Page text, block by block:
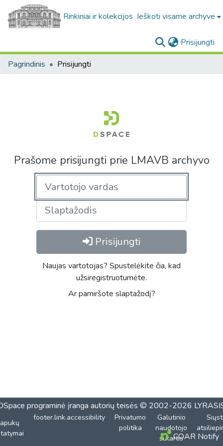
Rinkiniai ir kolekcijos Ieškoti visame archyve
Prisijungti
Pagrindinis Prisijungti
Prašome prisijungti prie LMAVB archyvo
Prisijungti
Naujas vartotojas? Spustelėkite čia, kad
užsiregistruotumėte.
Ar pamiršote slaptažodį?
programinė įranga autorių teisės © 2002-2026
footer.link.accessibility
Privatumo
politika
Galutinio
naudotojo
sutartisCOAR Notify